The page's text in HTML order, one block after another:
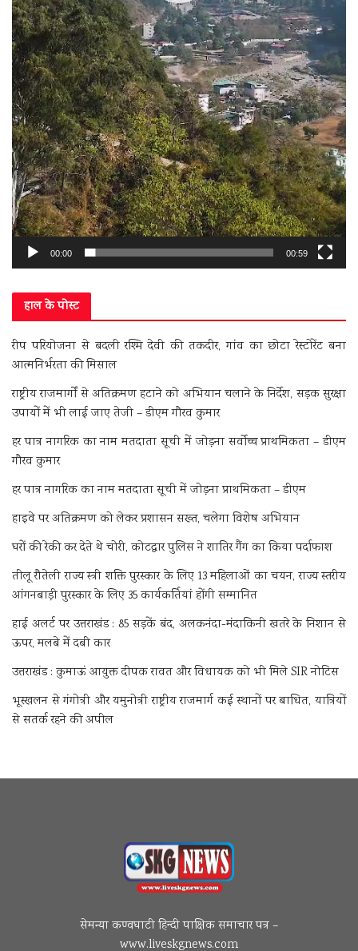
00:00 00:59
हाल के पोस्ट
रीप परियोजना से बदली रश्मि देवी की तकदीर, गांव का छोटा रेस्टोरेंट बना
आत्मनिर्भरता की मिसाल
राष्ट्रीय राजमार्गों से अतिक्रमण हटाने को अभियान चलाने के निर्देश, सड़क सुरक्षा
उपायों में भी लाई जाए तेजी – डीएम गौरव कुमार
हर पात्र नागरिक का नाम मतदाता सूची में जोड़ना सर्वोच्च प्राथमिकता – डीएम
गौरव कुमार
हर पात्र नागरिक का नाम मतदाता सूची में जोड़ना प्राथमिकता – डीएम
हाइवे पर अतिक्रमण को लेकर प्रशासन सख्त, चलेगा विशेष अभियान
घरों की रेकी कर देते थे चोरी, कोटद्वार पुलिस ने शातिर गैंग का किया पर्दाफाश
तीलू रौतेली राज्य स्त्री शक्ति पुरस्कार के लिए 13 महिलाओं का चयन, राज्य स्तरीय
आंगनबाड़ी पुरस्कार के लिए 35 कार्यकर्तियां होंगी सम्मानित
हाई अलर्ट पर उत्तराखंड : 85 सड़कें बंद, अलकनंदा-मंदाकिनी खतरे के निशान से
ऊपर, मलबे में दबी कार
उत्तराखंड : कुमाऊं आयुक्त दीपक रावत और विधायक को भी मिले SIR नोटिस
भूस्खलन से गंगोत्री और यमुनोत्री राष्ट्रीय राजमार्ग कई स्थानों पर बाधित, यात्रियों
से सतर्क रहने की अपील
सेमन्या कण्वघाटी हिन्दी पाक्षिक समाचार पत्र –
www.liveskgnews.com